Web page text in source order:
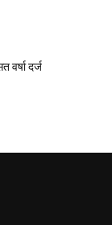
वर्षा दर्ज